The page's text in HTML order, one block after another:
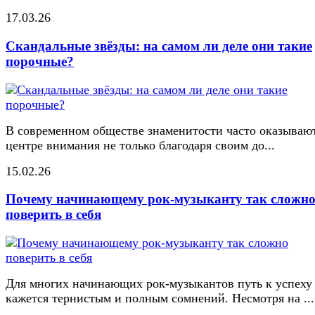
17.03.26
Скандальные звёзды: на самом ли деле они такие
порочные?
В современном обществе знаменитости часто
центре внимания не только благодаря своим до...
15.02.26
Почему начинающему рок-музыканту так сложно
поверить в себя
Для многих начинающих рок-музыкантов путь к успеху
кажется тернистым и полным сомнений. Несмотря на ...